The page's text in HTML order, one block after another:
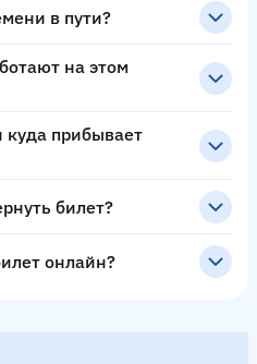
в пути?
на этом
куда прибывает
билет?
онлайн?